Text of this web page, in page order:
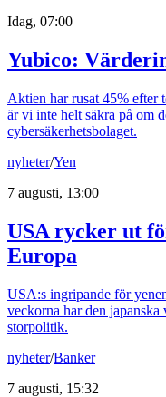
Idag, 07:00
Yubico:
Aktien har rusat 45% efter
är vi inte helt säkra på om
cybersäkerhetsbolaget.
nyheter/Yen
7 augusti, 13:00
USA rycker ut
Europa
USA:s ingripande för
veckorna har den
storpolitik.
nyheter/Banker
7 augusti, 15:32